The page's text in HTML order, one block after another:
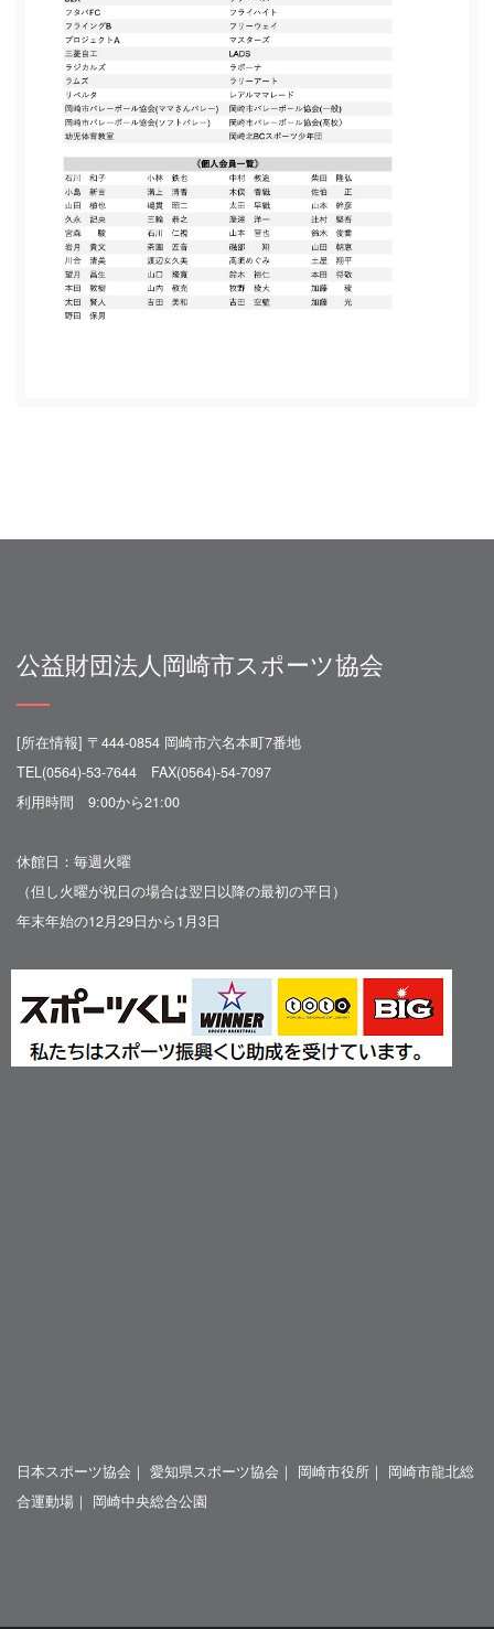
公益財団法人岡崎市スポーツ協会
[所在情報] 〒444-0854 岡崎市六名本町7番地
TEL(0564)-53-7644 FAX(0564)-54-7097
利用時間 9:00から21:00
休館日：毎週火曜
（但し火曜が祝日の場合は翌日以降の最初の平日）
年末年始の12月29日から1月3日
日本スポーツ協会 ｜ 愛知県スポーツ協会 ｜ 岡崎市役所 ｜ 岡崎市龍北総
合運動場 ｜ 岡崎中央総合公園